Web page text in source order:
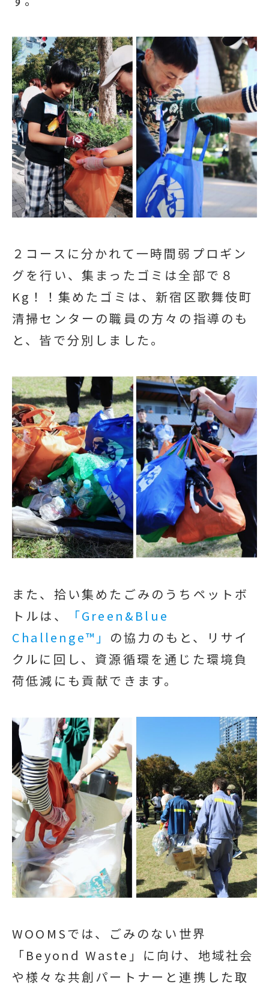
２コースに分かれて一時間弱プロギン
グを行い、集まったゴミは全部で８
Kg！！集めたゴミは、新宿区歌舞伎町
清掃センターの職員の方々の指導のも
と、皆で分別しました。
また、拾い集めたごみのうちペットボ
トルは、
「Green&Blue
Challenge™」 の協力のもと、リサイ
クルに回し、資源循環を通じた環境負
荷低減にも貢献できます。
WOOMSでは、ごみのない世界
「Beyond Waste」に向け、地域社会
や様々な共創パートナーと連携した取